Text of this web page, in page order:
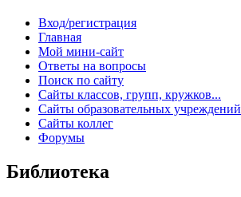
Вход/регистрация
Главная
Мой мини-сайт
Ответы на вопросы
Поиск по сайту
Сайты классов, групп, кружков...
Сайты образовательных учреждений
Сайты коллег
Форумы
Библиотека